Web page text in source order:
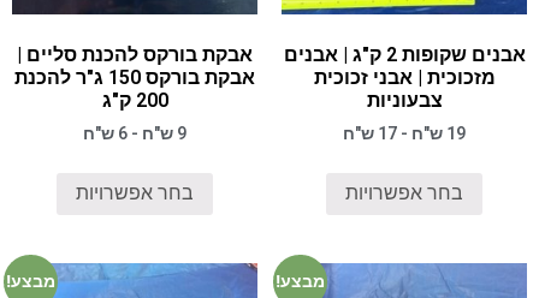
אבנים שקופות 2 ק"ג | אבנים
מזכוכית | אבני זכוכית
צבעוניות
19 ש"ח - 17 ש"ח
בחר אפשרויות
אבקת בורקס להכנת סליים |
אבקת בורקס 150 ג"ר להכנת
200 ק"ג
9 ש"ח - 6 ש"ח
בחר אפשרויות
מבצע! מבצע!